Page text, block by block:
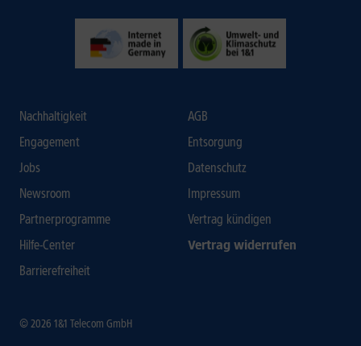
Nachhaltigkeit
Engagement
Jobs
Newsroom
Partnerprogramme
Hilfe-Center
Barrierefreiheit
AGB
Entsorgung
Datenschutz
Impressum
Vertrag kündigen
Vertrag widerrufen
© 2026 1&1 Telecom GmbH